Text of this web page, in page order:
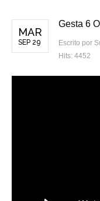
MAR
SEP 29
Gesta 6
Escrito por
Hits: 4452